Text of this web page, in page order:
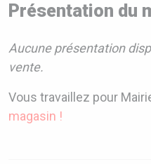
Présentation du
Aucune présentation
vente.
Vous travaillez pour
magasin !